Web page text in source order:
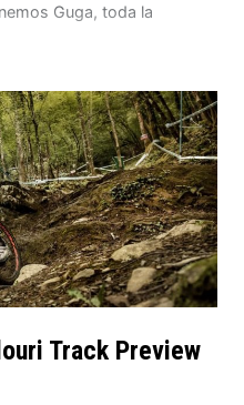
Guga, toda la
Track Preview